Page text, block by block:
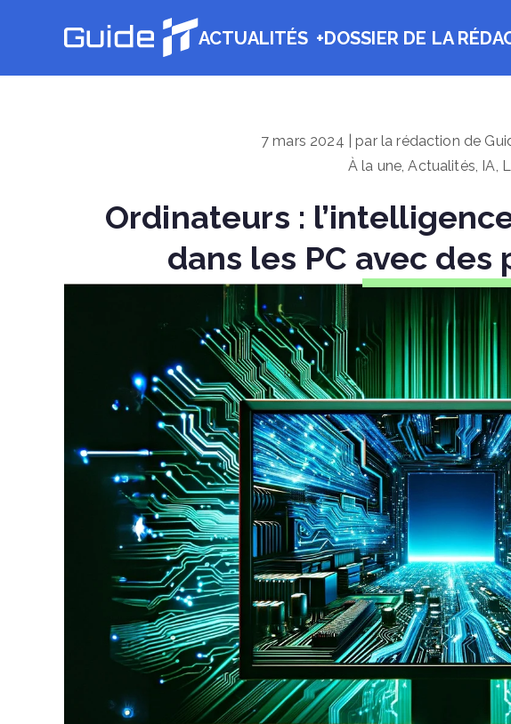
ACTUALITÉS DOSSIER DE LA
7 mars 2024 | par la rédaction de
À la une,Actualités, IA,
Ordinateurs :
dans les PC avec des